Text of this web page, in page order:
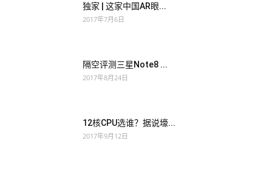
独家 | 这家中国AR眼...
2017年7月6日
隔空评测三星Note8 ...
2017年8月24日
12核CPU选谁？据说壕...
2017年9月12日